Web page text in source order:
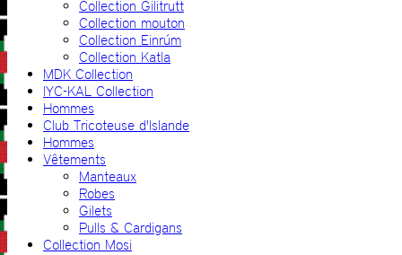
Collection Gilitrutt
Collection mouton
Collection Einrúm
Collection Katla
MDK Collection
IYC-KAL Collection
Hommes
Club Tricoteuse d'Islande
Hommes
Vêtements
Manteaux
Robes
Gilets
Pulls & Cardigans
Collection Mosi